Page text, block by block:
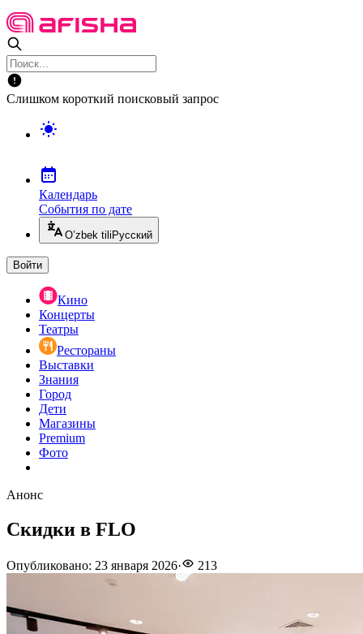
Слишком короткий поисковый запрос
Календарь
События по дате
O’zbek tili Русский
Войти
Кино
Концерты
Театры
Рестораны
Выставки
Знания
Город
Дети
Магазины
Premium
Фото
Анонс
Скидки в FLO
Опубликовано: 23 января 2026· 213